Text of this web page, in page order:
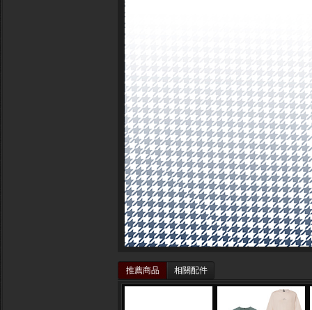
推薦商品 相關配件